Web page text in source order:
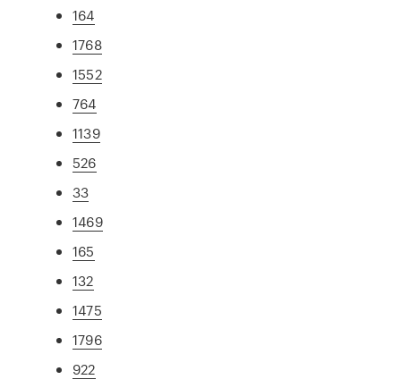
164
1768
1552
764
1139
526
33
1469
165
132
1475
1796
922